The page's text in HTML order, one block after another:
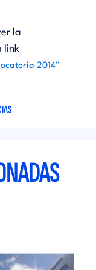
la
link
2014”